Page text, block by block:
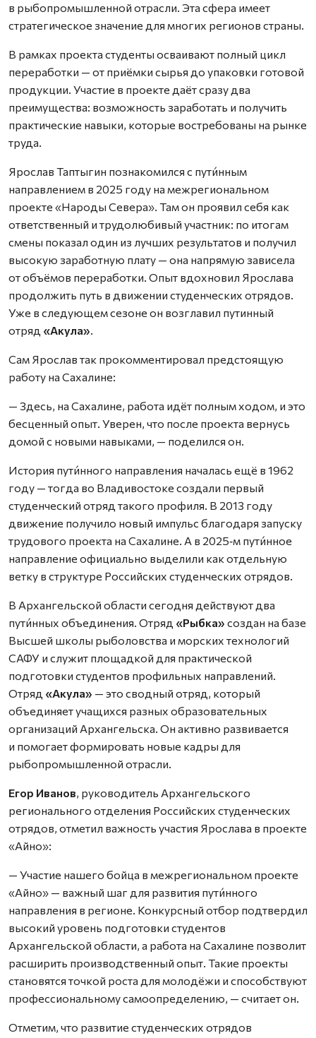
в рыбопромышленной отрасли. Эта сфера имеет
стратегическое значение для многих регионов страны.
В рамках проекта студенты осваивают полный цикл
переработки — от приёмки сырья до упаковки готовой
продукции. Участие в проекте даёт сразу два
преимущества: возможность заработать и получить
практические навыки, которые востребованы на рынке
труда.
Ярослав Таптыгин познакомился с пути́нным
направлением в 2025 году на межрегиональном
проекте «Народы Севера». Там он проявил себя как
ответственный и трудолюбивый участник: по итогам
смены показал один из лучших результатов и получил
высокую заработную плату — она напрямую зависела
от объёмов переработки. Опыт вдохновил Ярослава
продолжить путь в движении студенческих отрядов.
Уже в следующем сезоне он возглавил путинный
отряд «Акула».
Сам Ярослав так прокомментировал предстоящую
работу на Сахалине:
— Здесь, на Сахалине, работа идёт полным ходом, и это
бесценный опыт. Уверен, что после проекта вернусь
домой с новыми навыками, — поделился он.
История пути́нного направления началась ещё в 1962
году — тогда во Владивостоке создали первый
студенческий отряд такого профиля. В 2013 году
движение получило новый импульс благодаря запуску
трудового проекта на Сахалине. А в 2025‑м пути́нное
направление официально выделили как отдельную
ветку в структуре Российских студенческих отрядов.
В Архангельской области сегодня действуют два
пути́нных объединения. Отряд «Рыбка» создан на базе
Высшей школы рыболовства и морских технологий
САФУ и служит площадкой для практической
подготовки студентов профильных направлений.
Отряд «Акула» — это сводный отряд, который
объединяет учащихся разных образовательных
организаций Архангельска. Он активно развивается
и помогает формировать новые кадры для
рыбопромышленной отрасли.
Егор Иванов, руководитель Архангельского
регионального отделения Российских студенческих
отрядов, отметил важность участия Ярослава в проекте
«Айно»:
— Участие нашего бойца в межрегиональном проекте
«Айно» — важный шаг для развития пути́нного
направления в регионе. Конкурсный отбор подтвердил
высокий уровень подготовки студентов
Архангельской области, а работа на Сахалине позволит
расширить производственный опыт. Такие проекты
становятся точкой роста для молодёжи и способствуют
профессиональному самоопределению, — считает он.
Отметим, что развитие студенческих отрядов